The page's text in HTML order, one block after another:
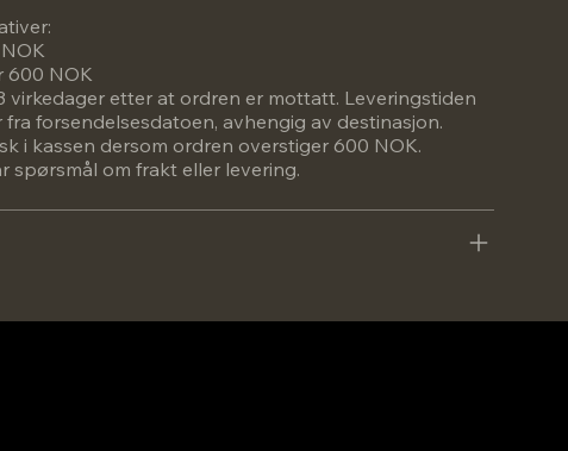
600 NOK
virkedager etter at ordren er mottatt. Leveringstiden
fra forsendelsesdatoen, avhengig av destinasjon.
i kassen dersom ordren overstiger 600 NOK.
spørsmål om frakt eller levering.